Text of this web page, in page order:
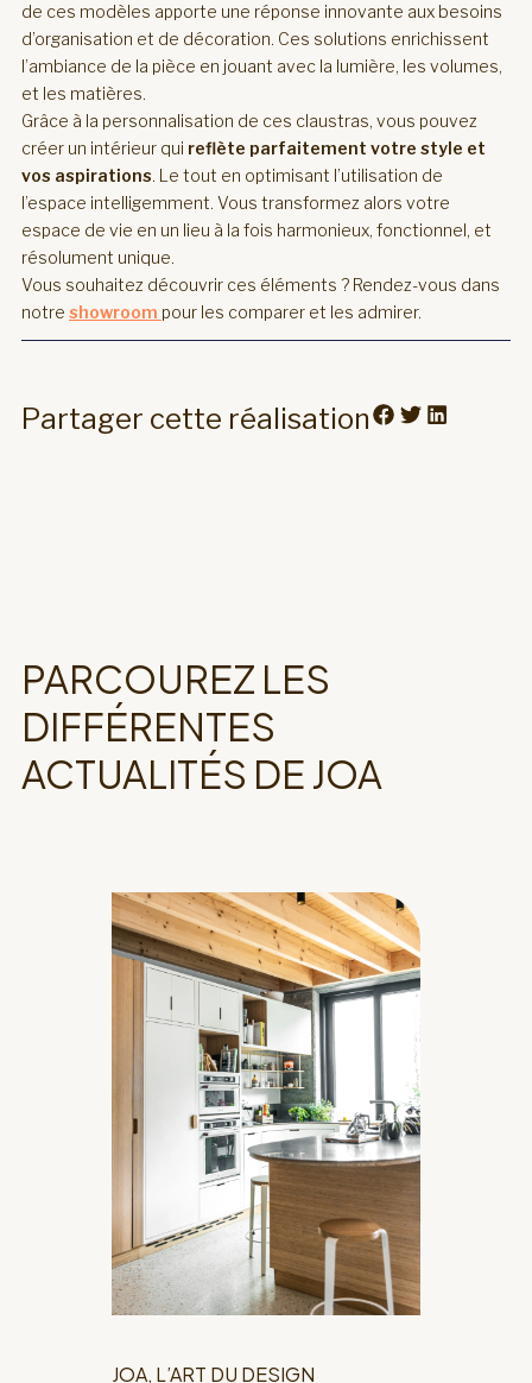
de ces modèles apporte une réponse innovante aux besoins
d’organisation et de décoration. Ces solutions enrichissent
l’ambiance de la pièce en jouant avec la lumière, les volumes,
et les matières.
Grâce à la personnalisation de ces claustras, vous pouvez
créer un intérieur qui reflète parfaitement votre style et
vos aspirations. Le tout en optimisant l’utilisation de
l’espace intelligemment. Vous transformez alors votre
espace de vie en un lieu à la fois harmonieux, fonctionnel, et
résolument unique.
Vous souhaitez découvrir ces éléments ? Rendez-vous dans
notre showroom pour les comparer et les admirer.
Partager cette réalisation
PARCOUREZ LES
DIFFÉRENTES
ACTUALITÉS DE JOA
JOA, L’ART DU DESIGN